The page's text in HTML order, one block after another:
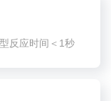
反应时间＜1秒